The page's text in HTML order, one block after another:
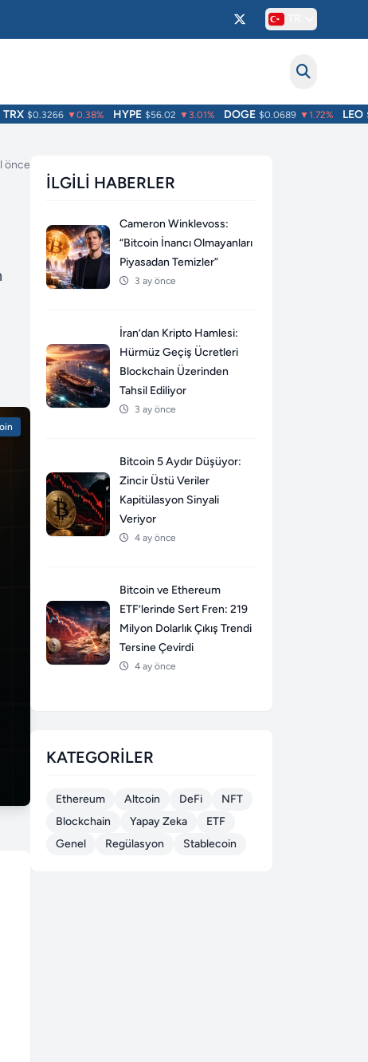
$0.3266 ▼0.38% HYPE $56.02 ▼3.01% DOGE $0.0689 ▼1.72% LEO
önce
İLGILI HABERLER
Cameron Winklevoss:
“Bitcoin İnancı Olmayanları
Piyasadan Temizler”
3 ay önce
İran’dan Kripto Hamlesi:
Hürmüz Geçiş Ücretleri
Blockchain Üzerinden
Tahsil Ediliyor
3 ay önce
Bitcoin 5 Aydır Düşüyor:
Zincir Üstü Veriler
Kapitülasyon Sinyali
Veriyor
4 ay önce
Bitcoin ve Ethereum
ETF’lerinde Sert Fren: 219
Milyon Dolarlık Çıkış Trendi
Tersine Çevirdi
4 ay önce
KATEGORILER
Ethereum Altcoin DeFi
NFT
Blockchain
Yapay Zeka
ETF
Genel
Regülasyon Stablecoin